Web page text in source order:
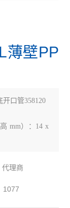
薄壁PP
开口管358120
mm）：14 x
代理商
1077